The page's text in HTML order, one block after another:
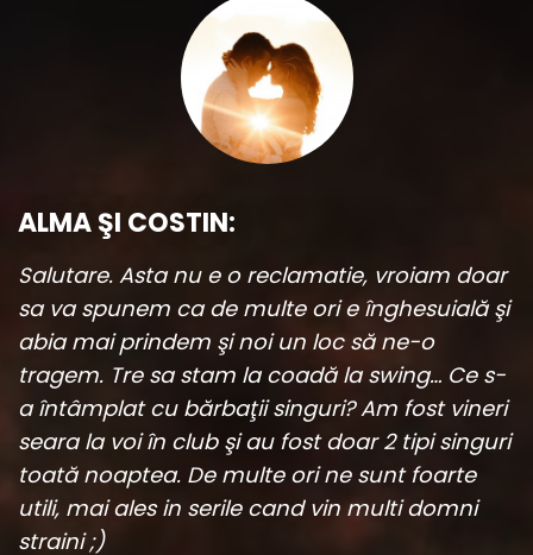
ALMA ŞI COSTIN:
Salutare. Asta nu e o reclamatie, vroiam doar
sa va spunem ca de multe ori e înghesuială şi
abia mai prindem şi noi un loc să ne-o
tragem. Tre sa stam la coadă la swing… Ce s-
a întâmplat cu bărbaţii singuri? Am fost vineri
seara la voi în club şi au fost doar 2 tipi singuri
toată noaptea. De multe ori ne sunt foarte
utili, mai ales in serile cand vin multi domni
straini ;)